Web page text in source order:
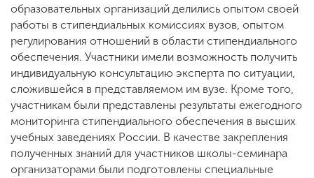
образовательных организаций делились опытом своей
работы в стипендиальных комиссиях вузов, опытом
регулирования отношений в области стипендиального
обеспечения. Участники имели возможность получить
индивидуальную консультацию эксперта по ситуации,
сложившейся в представляемом им вузе. Кроме того,
участникам были представлены результаты ежегодного
мониторинга стипендиального обеспечения в высших
учебных заведениях России. В качестве закрепления
полученных знаний для участников школы-семинара
организаторами были подготовлены специальные